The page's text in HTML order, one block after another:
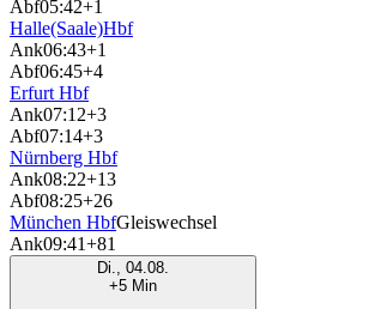
Abf05:42+1
Halle(Saale)Hbf
Ank06:43+1
Abf06:45+4
Erfurt Hbf
Ank07:12+3
Abf07:14+3
Nürnberg Hbf
Ank08:22+13
Abf08:25+26
München HbfGleiswechsel
Ank09:41+81
Di., 04.08.
+5 Min